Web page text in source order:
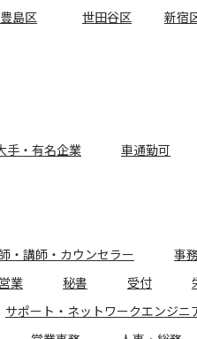
豊島区 世田谷区 新宿
手・有名企業 車通勤可
・講師・カウンセラー 事務
営業 秘書 受付
サポート・ネットワークエンジニ